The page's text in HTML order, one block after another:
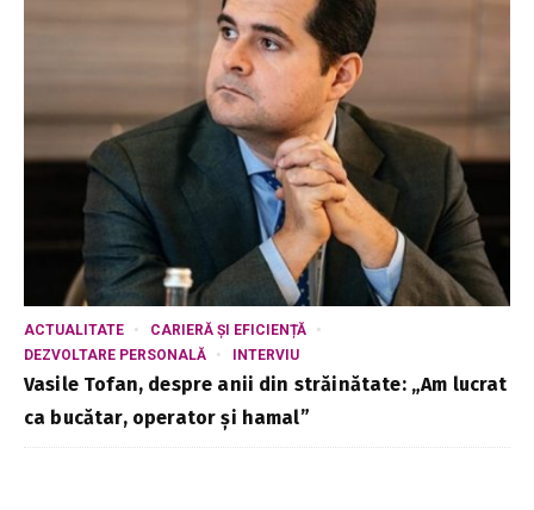
ACTUALITATE
CARIERĂ ȘI EFICIENȚĂ
DEZVOLTARE PERSONALĂ
INTERVIU
Vasile Tofan, despre anii din străinătate: „Am lucrat
ca bucătar, operator și hamal”